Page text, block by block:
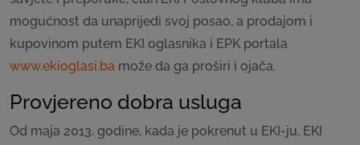
mogućnost da unaprijedi svoj posao, a prodajom i
kupovinom putem EKI oglasnika i EPK portala
www.ekioglasi.ba može da ga proširi i ojača.
Provjereno dobra usluga
Od maja 2013. godine, kada je pokrenut u EKI-ju, EKI